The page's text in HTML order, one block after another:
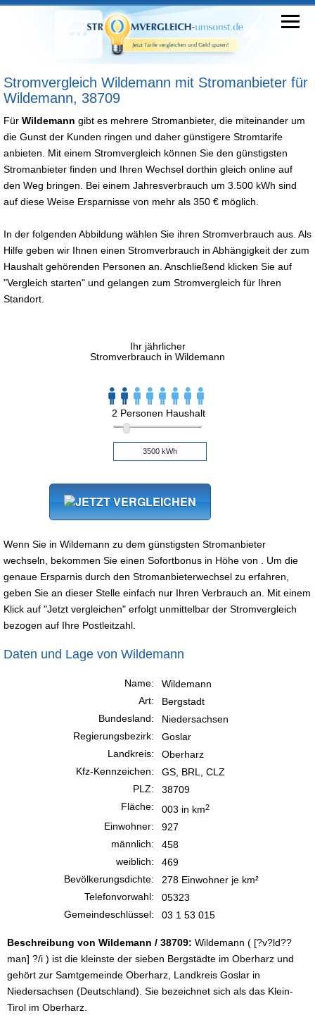
Stromvergleich Wildemann mit Stromanbieter für
Wildemann, 38709
Für Wildemann gibt es mehrere Stromanbieter, die miteinander um
die Gunst der Kunden ringen und daher günstigere Stromtarife
anbieten. Mit einem Stromvergleich können Sie den günstigsten
Stromanbieter finden und Ihren Wechsel dorthin gleich online auf
den Weg bringen. Bei einem Jahresverbrauch um 3.500 kWh sind
auf diese Weise Ersparnisse von mehr als 350 € möglich.
In der folgenden Abbildung wählen Sie ihren Stromverbrauch aus. Als
Hilfe geben wir Ihnen einen Stromverbrauch in Abhängigkeit der zum
Haushalt gehörenden Personen an. Anschließend klicken Sie auf
"Vergleich starten" und gelangen zum Stromvergleich für Ihren
Standort.
Ihr jährlicher
Stromverbrauch in Wildemann
2 Personen Haushalt
Wenn Sie in Wildemann zu dem günstigsten Stromanbieter
wechseln, bekommen Sie einen Sofortbonus in Höhe von . Um die
genaue Ersparnis durch den Stromanbieterwechsel zu erfahren,
geben Sie an dieser Stelle einfach nur Ihren Verbrauch an. Mit einem
Klick auf "Jetzt vergleichen" erfolgt unmittelbar der Stromvergleich
bezogen auf Ihre Postleitzahl.
Daten und Lage von Wildemann
Name:
Wildemann
Art:
Bergstadt
Bundesland:
Niedersachsen
Regierungsbezirk:
Goslar
Landkreis:
Oberharz
Kfz-Kennzeichen:
GS, BRL, CLZ
PLZ:
38709
Fläche:
003 in km2
Einwohner:
927
männlich:
458
weiblich:
469
Bevölkerungsdichte:
278 Einwohner je km²
Telefonvorwahl:
05323
Gemeindeschlüssel:
03 1 53 015
Beschreibung von Wildemann / 38709: Wildemann ( [?v?ld??
man] ?/i ) ist die kleinste der sieben Bergstädte im Oberharz und
gehört zur Samtgemeinde Oberharz, Landkreis Goslar in
Niedersachsen (Deutschland). Sie bezeichnet sich als das Klein-
Tirol im Oberharz.